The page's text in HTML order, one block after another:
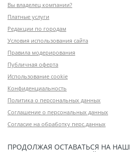
Вы владелец компании?
Платные услуги
Редакции по городам
Условия использования сайта
Правила модерирования
Публичная оферта
Использование cookie
Конфиденциальность
Политика о персональных данных
Соглашение о персональных данных
Согласие на обработку перс.данных
ПРОДОЛЖАЯ ОСТАВАТЬСЯ НА